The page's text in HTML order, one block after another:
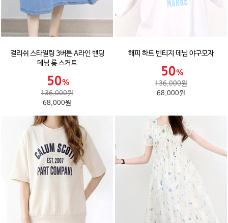
걸리쉬 스타일링 3버튼 A라인 밴딩
데님 롱 스커트
136,000원
68,000원
해피 하트 빈티지 데님 야구모자
136,000원
68,000원